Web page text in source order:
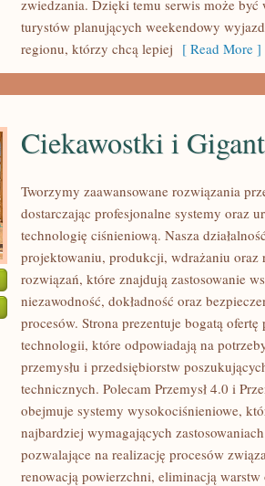
zwiedzania. Dzięki temu serwis może
turystów planujących weekendowy
regionu, którzy chcą lepiej [ Read More ]
Ciekawostki i
Tworzymy zaawansowane rozwiązania
dostarczając profesjonalne systemy oraz
technologię ciśnieniową. Nasza
projektowaniu, produkcji, wdrażaniu oraz
rozwiązań, które znajdują zastosowanie
niezawodność, dokładność oraz
procesów. Strona prezentuje bogatą ofertę
technologii, które odpowiadają na
przemysłu i przedsiębiorstw
technicznych. Polecam Przemysł 4.0 i
obejmuje systemy wysokociśnieniowe,
najbardziej wymagających
pozwalające na realizację procesów
renowacją powierzchni, eliminacją